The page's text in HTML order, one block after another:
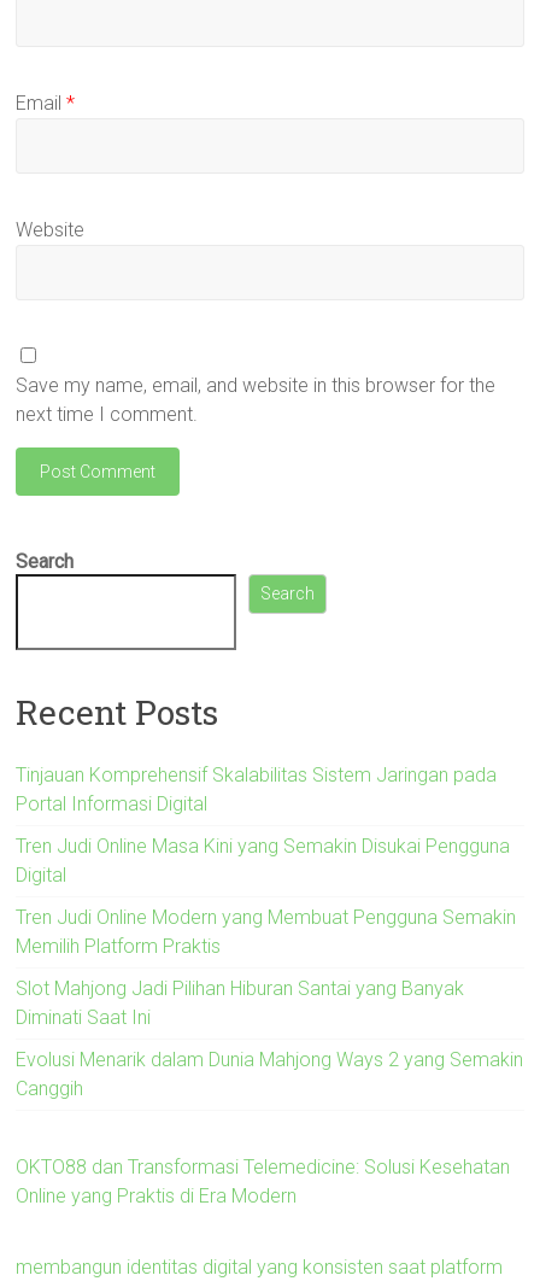
Email*
Website
Save my name, email, and website in this browser for the
next time I comment.
Search
Search
Recent Posts
Tinjauan Komprehensif Skalabilitas Sistem Jaringan pada
Portal Informasi Digital
Tren Judi Online Masa Kini yang Semakin Disukai Pengguna
Digital
Tren Judi Online Modern yang Membuat Pengguna Semakin
Memilih Platform Praktis
Slot Mahjong Jadi Pilihan Hiburan Santai yang Banyak
Diminati Saat Ini
Evolusi Menarik dalam Dunia Mahjong Ways 2 yang Semakin
Canggih
OKTO88 dan Transformasi Telemedicine: Solusi Kesehatan
Online yang Praktis di Era Modern
membangun identitas digital yang konsisten saat platform